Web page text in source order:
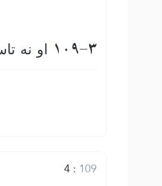
109-3 او نه تاسو د هغه ذات عبادت كوونكي يئ چې زه يې عبادت كوم
4: 109